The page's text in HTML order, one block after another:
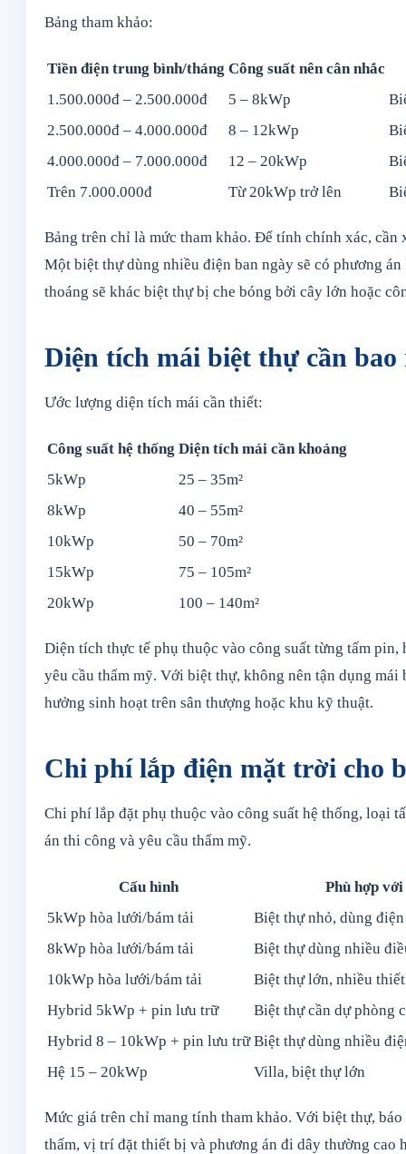
Bảng tham khảo:
Tiền điện trung bình/tháng Công suất nên cân nhắc
1.500.000đ – 2.500.000đ
5 – 8kWp
2.500.000đ – 4.000.000đ
8 – 12kWp
4.000.000đ – 7.000.000đ
12 – 20kWp
Trên 7.000.000đ
Từ 20kWp trở lên
Bảng trên chỉ là mức tham khảo. Để tính chính xác, cần
Một biệt thự dùng nhiều điện ban ngày sẽ có phương
thoáng sẽ khác biệt thự bị che bóng bởi cây lớn hoặc
Diện tích mái biệt thự cần bao
Ước lượng diện tích mái cần thiết:
Công suất hệ thống Diện tích mái cần khoảng
5kWp
25 – 35m²
8kWp
40 – 55m²
10kWp
50 – 70m²
15kWp
75 – 105m²
20kWp
100 – 140m²
Diện tích thực tế phụ thuộc vào công suất từng tấm
yêu cầu thẩm mỹ. Với biệt thự, không nên tận dụng
hưởng sinh hoạt trên sân thượng hoặc khu kỹ thuật.
Chi phí lắp điện mặt trời cho
Chi phí lắp đặt phụ thuộc vào công suất hệ thống, loại
án thi công và yêu cầu thẩm mỹ.
Cấu hình
Phù hợp với
5kWp hòa lưới/bám tải
Biệt thự nhỏ, dùng
8kWp hòa lưới/bám tải
Biệt thự dùng nhiều
10kWp hòa lưới/bám tải
Biệt thự lớn, nhiều
Hybrid 5kWp + pin lưu trữ
Biệt thự cần dự phòng
Hybrid 8 – 10kWp + pin lưu trữ Biệt thự dùng nhiều
Hệ 15 – 20kWp
Villa, biệt thự lớn
Mức giá trên chỉ mang tính tham khảo. Với biệt thự,
thấm, vị trí đặt thiết bị và phương án đi dây thường cao